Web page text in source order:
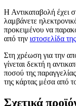
Η Αντικαταβολή έχει
λαμβάνετε
προκειμένου να
από την ιστοσελίδα
Στη χρέωση για την
γίνεται δεκτή η
ποσού της
της κάρτας μέσα από
Σχετικά